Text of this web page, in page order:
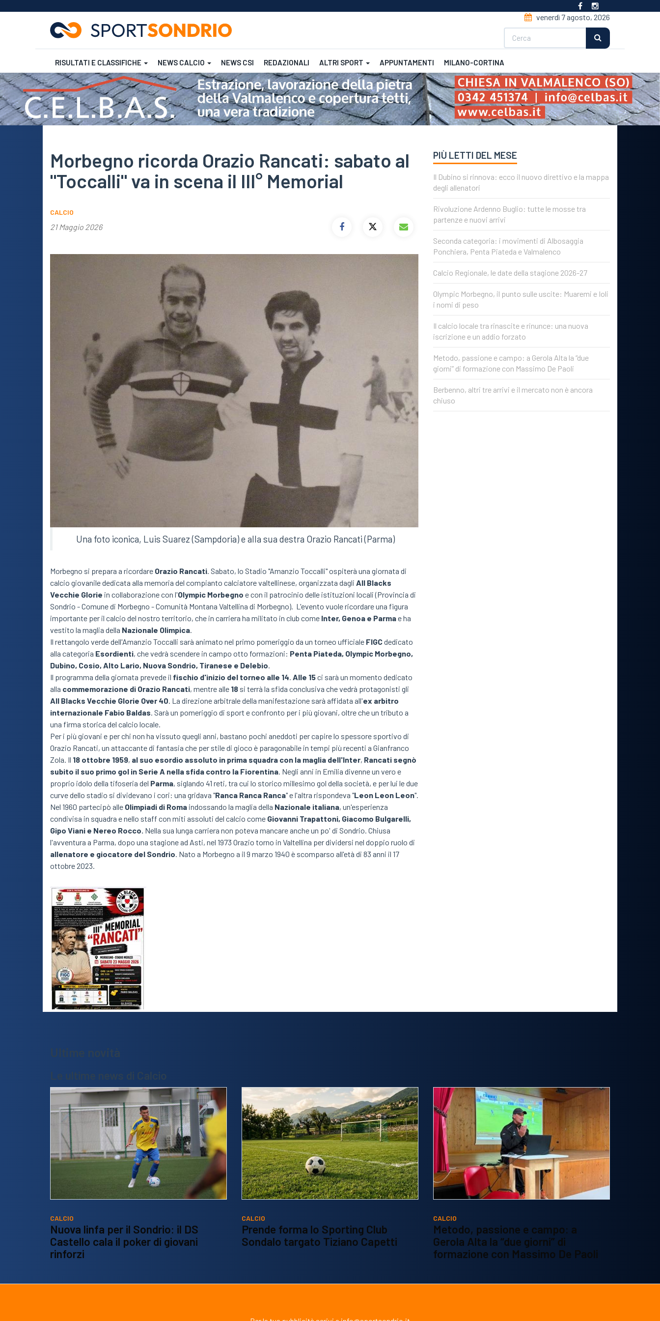
Salta
al
contenuto
principale
venerdì 7 agosto, 2026
RISULTATI E CLASSIFICHE
Femminile CSI CSI CSI Futsal
Futsal Rugby
NEWS CALCIO NEWS CSI REDAZIONALI ALTRI SPORT APPUNTAMENTI MILANO-CORTINA
Morbegno ricorda Orazio Rancati: sabato al
"Toccalli" va in scena il III° Memorial
CALCIO
21 Maggio 2026
Una foto iconica, Luis Suarez (Sampdoria) e alla sua destra Orazio Rancati (Parma)
Morbegno si prepara a ricordare Orazio Rancati. Sabato, lo Stadio "Amanzio Toccalli" ospiterà una giornata di
calcio giovanile dedicata alla memoria del compianto calciatore valtellinese, organizzata dagli All Blacks
Vecchie Glorie in collaborazione con l'Olympic Morbegno e con il patrocinio delle istituzioni locali (Provincia di
Sondrio - Comune di Morbegno - Comunità Montana Valtellina di Morbegno). L'evento vuole ricordare una figura
importante per il calcio del nostro territorio, che in carriera ha militato in club come Inter, Genoa e Parmae ha
vestito la maglia della Nazionale Olimpica.
Il rettangolo verde dell'Amanzio Toccalli sarà animato nel primo pomeriggio da un torneo ufficiale FIGCdedicato
alla categoria Esordienti, che vedrà scendere in campo otto formazioni: Penta Piateda, Olympic Morbegno,
Dubino, Cosio, Alto Lario, Nuova Sondrio, Tiranese e Delebio.
Il programma della giornata prevede il fischio d'inizio del torneo alle 14. Alle 15ci sarà un momento dedicato
alla commemorazione di Orazio Rancati, mentre alle 18 si terrà la sfida conclusiva che vedrà protagonisti gli
All Blacks Vecchie Glorie Over 40. La direzione arbitrale della manifestazione sarà affidata all'ex arbitro
internazionale Fabio Baldas. Sarà un pomeriggio di sport e confronto per i più giovani, oltre che un tributo a
una firma storica del calcio locale.
Per i più giovani e per chi non ha vissuto quegli anni, bastano pochi aneddoti per capire lo spessore sportivo di
Orazio Rancati, un attaccante di fantasia che per stile di gioco è paragonabile in tempi più recenti a Gianfranco
Zola. Il 18 ottobre 1959, al suo esordio assoluto in prima squadra con la maglia dell'Inter, Rancati segnò
subito il suo primo gol in Serie A nella sfida contro la Fiorentina. Negli anni in Emilia divenne un vero e
proprio idolo della tifoseria del Parma, siglando 41 reti, tra cui lo storico millesimo gol della società, e per lui le due
curve dello stadio si dividevano i cori: una gridava "Ranca Ranca Ranca" e l'altra rispondeva "Leon Leon Leon".
Nel 1960 partecipò alle Olimpiadi di Roma indossando la maglia della Nazionale italiana, un'esperienza
condivisa in squadra e nello staff con miti assoluti del calcio come Giovanni Trapattoni, Giacomo Bulgarelli,
Gipo Viani e Nereo Rocco. Nella sua lunga carriera non poteva mancare anche un po' di Sondrio. Chiusa
l'avventura a Parma, dopo una stagione ad Asti, nel 1973 Orazio torno in Valtellina per dividersi nel doppio ruolo di
allenatore e giocatore del Sondrio. Nato a Morbegno a il 9 marzo 1940 è scomparso all'età di 83 anni il 17
ottobre 2023.
PIÙ LETTI DEL MESE
Il Dubino si rinnova: ecco il nuovo direttivo e la mappa
degli allenatori
Rivoluzione Ardenno Buglio: tutte le mosse tra
partenze e nuovi arrivi
Seconda categoria: i movimenti di Albosaggia
Ponchiera, Penta Piateda e Valmalenco
Calcio Regionale, le date della stagione 2026-27
Olympic Morbegno, il punto sulle uscite: Muaremi e Ioli
i nomi di peso
Il calcio locale tra rinascite e rinunce: una nuova
iscrizione e un addio forzato
Metodo, passione e campo: a Gerola Alta la “due
giorni” di formazione con Massimo De Paoli
Berbenno, altri tre arrivi e il mercato non è ancora
chiuso
Ultime novità
Le ultime news di Calcio
CALCIO
Nuova linfa per il Sondrio: il DS
Castello cala il poker di giovani
rinforzi
CALCIO
Prende forma lo Sporting Club
Sondalo targato Tiziano Capetti
CALCIO
Metodo, passione e campo: a
Gerola Alta la “due giorni” di
formazione con Massimo De Paoli